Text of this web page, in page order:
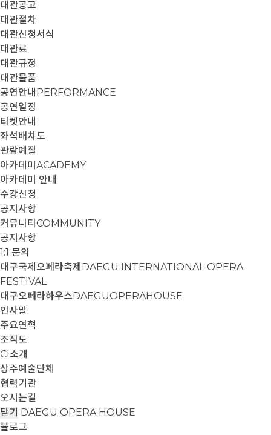
대관공고
대관절차
대관신청서식
대관료
대관규정
대관물품
공연안내 PERFORMANCE
공연일정
티켓안내
좌석배치도
관람예절
아카데미 ACADEMY
아카데미 안내
수강신청
공지사항
커뮤니티 COMMUNITY
공지사항
1:1 문의
대구국제오페라축제 DAEGU INTERNATIONAL OPERA
FESTIVAL
대구오페라하우스DAEGUOPERAHOUSE
인사말
주요연혁
조직도
CI소개
상주예술단체
협력기관
오시는길
닫기 DAEGU OPERA HOUSE
블로그